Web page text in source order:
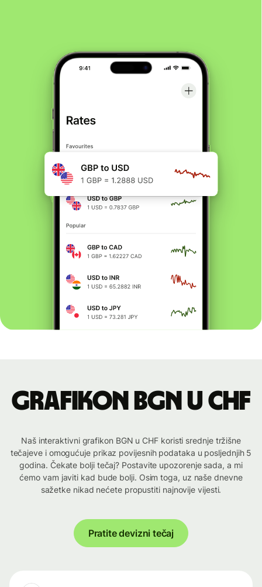
Grafikon BGN u CHF
Naš interaktivni grafikon BGN u CHF koristi srednje tržišne
tečajeve i omogućuje prikaz povijesnih podataka u posljednjih 5
godina. Čekate bolji tečaj? Postavite upozorenje sada, a mi
ćemo vam javiti kad bude bolji. Osim toga, uz naše dnevne
sažetke nikad nećete propustiti najnovije vijesti.
Pratite devizni tečaj